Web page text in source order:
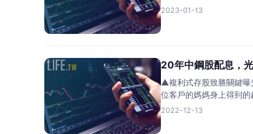
2023-01-13
20年中鋼股配息，
▲複利式存股致勝關鍵曝
位客戶的媽媽身上得到
2022-12-13